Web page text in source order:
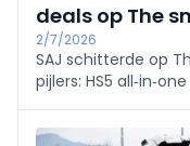
deals op The
2/7/2026
SAJ schitterde op
pijlers: HS5
het AI‑platform